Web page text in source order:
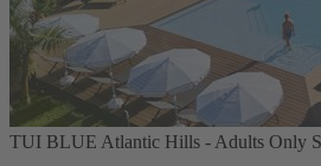
TUI BLUE Atlantic Hills - Adults Only